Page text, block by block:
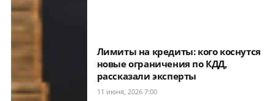
Лимиты на кредиты: кого коснутся
новые ограничения по КДД,
рассказали эксперты
11 июня, 2026 7:00